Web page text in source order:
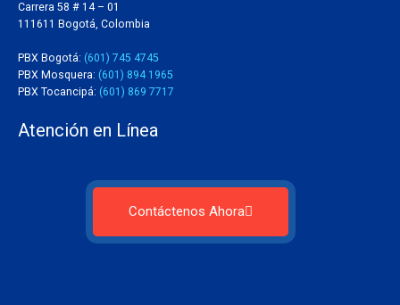
Carrera 58 # 14 – 01
111611 Bogotá, Colombia
PBX Bogotá: (601) 745 4745
PBX Mosquera: (601) 894 1965
PBX Tocancipá: (601) 869 7717
Atención en Línea
Contáctenos Ahora